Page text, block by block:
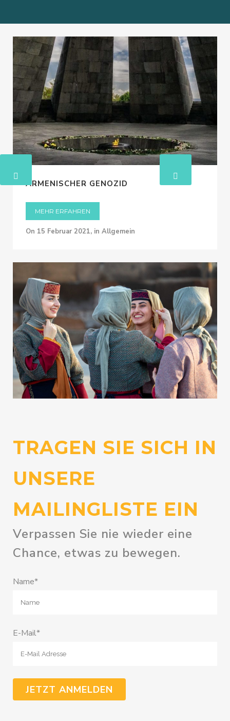
Factsheet_ 7F-08595.02
Gemeindeverwaltung in Armenien, 2.
Phase [PDF]
Factsheet_ 7F-10503.01 Stärkung des
Anti-Korruptions-Komitees von Armenien
_Final
ARMENISCHER GENOZID
MEHR ERFAHREN
on 15 Februar 2021, in Allgemein
TRAGEN SIE SICH IN
UNSERE
MAILINGLISTE EIN
Verpassen Sie nie wieder eine
Chance, etwas zu bewegen.
Name*
E-Mail*